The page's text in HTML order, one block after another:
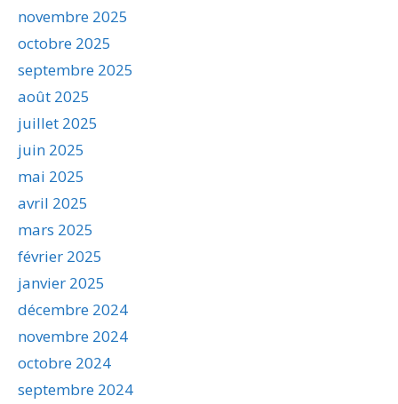
novembre 2025
octobre 2025
septembre 2025
août 2025
juillet 2025
juin 2025
mai 2025
avril 2025
mars 2025
février 2025
janvier 2025
décembre 2024
novembre 2024
octobre 2024
septembre 2024